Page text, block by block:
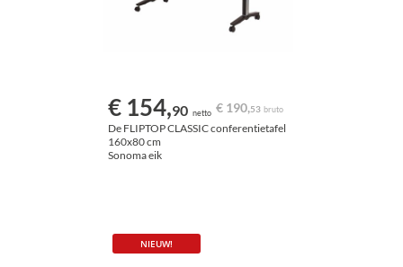
€ 154,90 netto € 190,53 bruto
De FLIPTOP CLASSIC conferentietafel
160x80 cm
Sonoma eik
NIEUW!